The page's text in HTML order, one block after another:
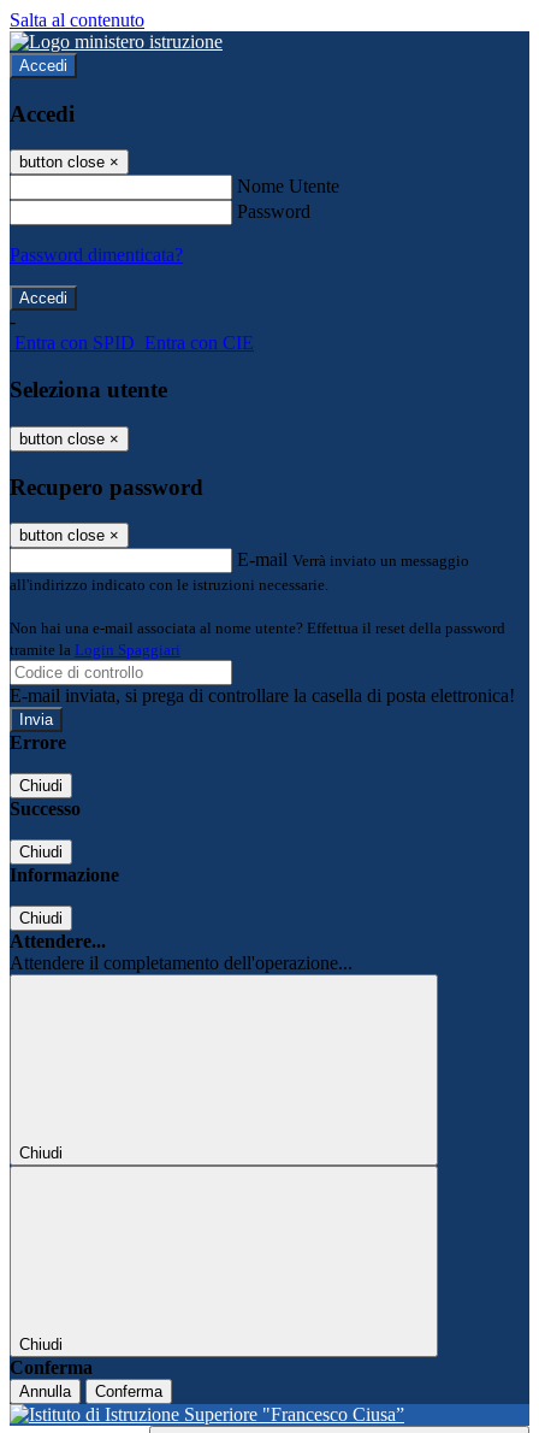
Salta al contenuto
Accedi
Accedi
button close ×
Nome Utente
Password
Password dimenticata?
-
Entra con SPID Entra con CIE
Seleziona utente
button close ×
Recupero password
button close ×
E-mail Verrà inviato un messaggio
all'indirizzo indicato con le istruzioni necessarie.
Non hai una e-mail associata al nome utente? Effettua il reset della password
tramite la Login Spaggiari
E-mail inviata, si prega di controllare la casella di posta elettronica!
Errore
Chiudi
Successo
Chiudi
Informazione
Chiudi
Attendere...
Attendere il completamento dell'operazione...
Chiudi
Chiudi
Conferma
Annulla Conferma